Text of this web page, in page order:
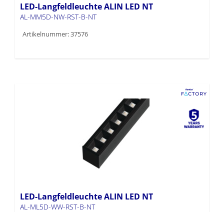
LED-Langfeldleuchte ALIN LED NT
AL-MM5D-NW-RST-B-NT
Artikelnummer: 37576
LED-Langfeldleuchte ALIN LED NT
AL-ML5D-WW-RST-B-NT